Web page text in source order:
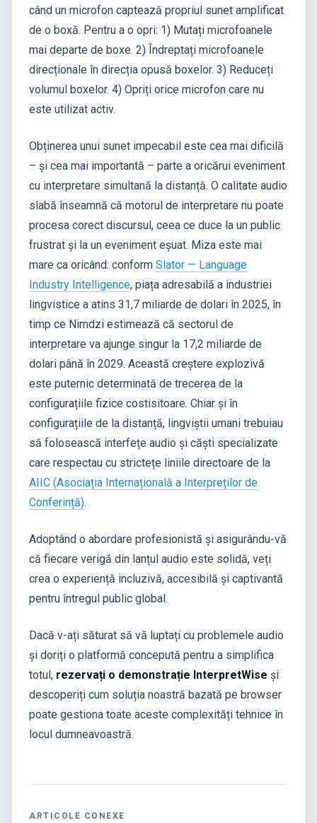
când un microfon captează propriul sunet amplificat
de o boxă. Pentru a o opri: 1) Mutați microfoanele
mai departe de boxe. 2) Îndreptați microfoanele
direcționale în direcția opusă boxelor. 3) Reduceți
volumul boxelor. 4) Opriți orice microfon care nu
este utilizat activ.
Obținerea unui sunet impecabil este cea mai dificilă
– și cea mai importantă – parte a oricărui eveniment
cu interpretare simultană la distanță. O calitate audio
slabă înseamnă că motorul de interpretare nu poate
procesa corect discursul, ceea ce duce la un public
frustrat și la un eveniment eșuat. Miza este mai
mare ca oricând: conform Slator — Language
Industry Intelligence, piața adresabilă a industriei
lingvistice a atins 31,7 miliarde de dolari în 2025, în
timp ce Nimdzi estimează că sectorul de
interpretare va ajunge singur la 17,2 miliarde de
dolari până în 2029. Această creștere explozivă
este puternic determinată de trecerea de la
configurațiile fizice costisitoare. Chiar și în
configurațiile de la distanță, lingviștii umani trebuiau
să folosească interfețe audio și căști specializate
care respectau cu strictețe liniile directoare de la
AIIC (Asociația Internațională a Interpreților de
Conferință).
Adoptând o abordare profesionistă și asigurându-vă
că fiecare verigă din lanțul audio este solidă, veți
crea o experiență incluzivă, accesibilă și captivantă
pentru întregul public global.
Dacă v-ați săturat să vă luptați cu problemele audio
și doriți o platformă concepută pentru a simplifica
totul, rezervați o demonstrație InterpretWise și
descoperiți cum soluția noastră bazată pe browser
poate gestiona toate aceste complexități tehnice în
locul dumneavoastră.
ARTICOLE CONEXE